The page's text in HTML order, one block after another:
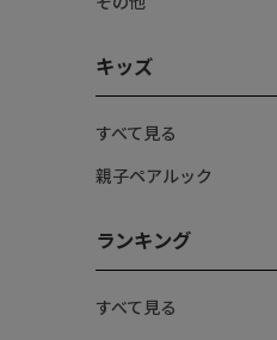
その他
キッズ
すべて見る
親子ペアルック
ランキング
すべて見る